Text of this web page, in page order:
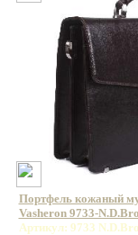
Портфель кожаный
Vasheron 9733-
Артикул: 9733